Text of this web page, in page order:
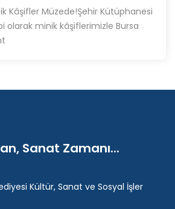
Kâşifler Müzede!Şehir Kütüphanesi
olarak minik kâşiflerimizle Bursa
Sanat Zamanı...
Kültür, Sanat ve Sosyal İşler